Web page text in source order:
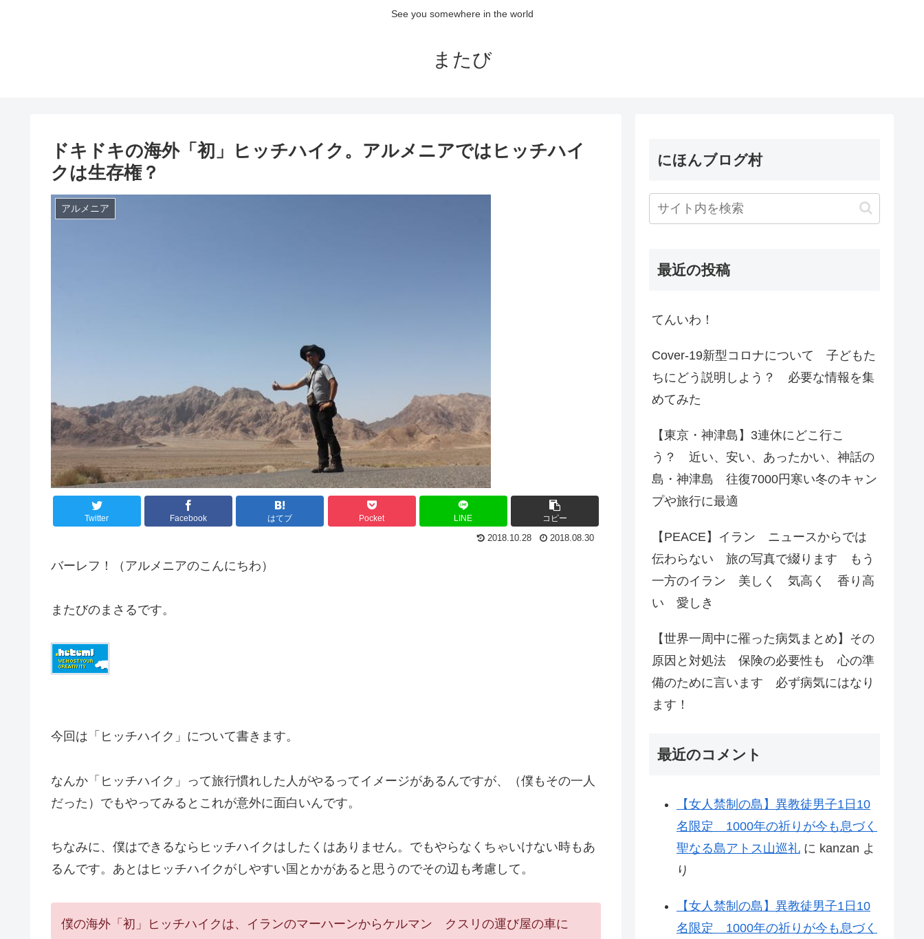
See you somewhere in the world
またび
ドキドキの海外「初」ヒッチハイク。アルメニアではヒッチハイ
クは生存権？
アルメニア
Twitter Facebook はてブ Pocket LINE コピー
2018.10.28 2018.08.30
バーレフ！（アルメニアのこんにちわ）
またびのまさるです。
今回は「ヒッチハイク」について書きます。
なんか「ヒッチハイク」って旅行慣れした人がやるってイメージがあるんですが、（僕もその一人
だった）でもやってみるとこれが意外に面白いんです。
ちなみに、僕はできるならヒッチハイクはしたくはありません。でもやらなくちゃいけない時もあ
るんです。あとはヒッチハイクがしやすい国とかがあると思うのでその辺も考慮して。
僕の海外「初」ヒッチハイクは、イランのマーハーンからケルマン クスリの運び屋の車に
にほんブログ村
最近の投稿
てんいわ！
Cover-19新型コロナについて 子どもた
ちにどう説明しよう？ 必要な情報を集
めてみた
【東京・神津島】3連休にどこ行こ
う？ 近い、安い、あったかい、神話の
島・神津島 往復7000円寒い冬のキャン
プや旅行に最適
【PEACE】イラン ニュースからでは
伝わらない 旅の写真で綴ります もう
一方のイラン 美しく 気高く 香り高
い 愛しき
【世界一周中に罹った病気まとめ】その
原因と対処法 保険の必要性も 心の準
備のために言います 必ず病気にはなり
ます！
最近のコメント
【女人禁制の島】異教徒男子1日10
名限定 1000年の祈りが今も息づく
聖なる島アトス山巡礼 に kanzan よ
り
【女人禁制の島】異教徒男子1日10
名限定 1000年の祈りが今も息づく